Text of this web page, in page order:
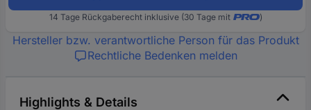
14 Tage Rückgaberecht inklusive (30 Tage mit )
Hersteller bzw. verantwortliche Person für das Produkt
Rechtliche Bedenken melden
Highlights & Details